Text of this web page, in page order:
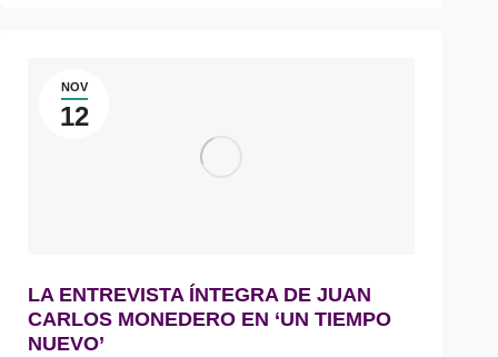
NOV
12
LA ENTREVISTA ÍNTEGRA DE JUAN
CARLOS MONEDERO EN ‘UN TIEMPO
NUEVO’